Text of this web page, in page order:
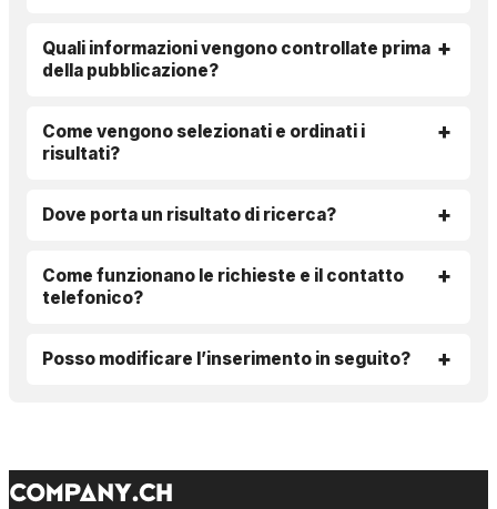
Quali informazioni vengono controllate prima
della pubblicazione?
Come vengono selezionati e ordinati i
risultati?
Dove porta un risultato di ricerca?
Come funzionano le richieste e il contatto
telefonico?
Posso modificare l’inserimento in seguito?